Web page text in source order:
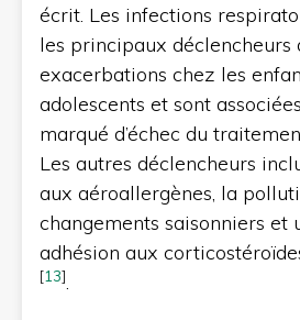
écrit. Les infections
les principaux déclencheurs
exacerbations chez les
adolescents et sont
marqué d’échec du
Les autres déclencheurs
aux aéroallergènes, la
changements saisonniers et
adhésion aux
[13].